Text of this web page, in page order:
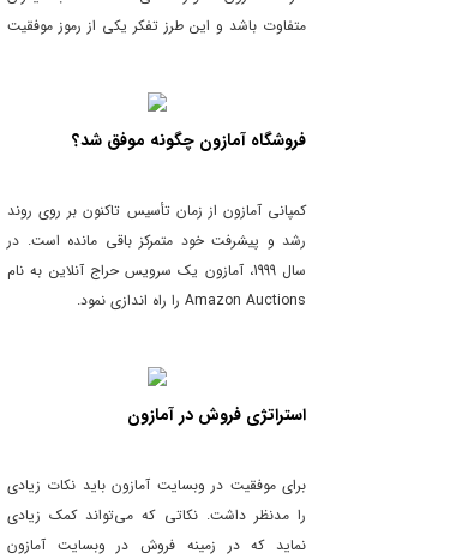
متفاوت باشد و این طرز تفکر یکی از رموز موفقیت
فروشگاه آمازون چگونه موفق شد؟
کمپانی آمازون از زمان تأسیس تاکنون بر روی روند
رشد و پیشرفت خود متمرکز باقی مانده است. در
سال 1999، آمازون یک سرویس حراج آنلاین به نام
Amazon Auctions را راه اندازی نمود.
استراتژی فروش در آمازون
برای موفقیت در وبسایت آمازون باید نکات زیادی
را مدنظر داشت. نکاتی که می‌تواند کمک زیادی
نماید که در زمینه فروش در وبسایت آمازون